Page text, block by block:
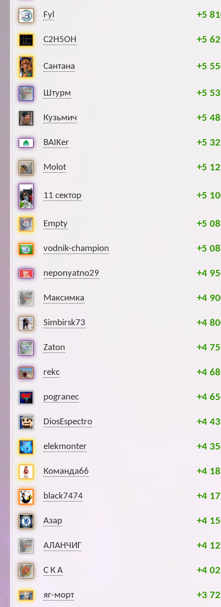
Fyl +5
C2H5OH +5
Сантана +5
Штурм +5
Кузьмич +5
BAIKer +5
Molot +5
11 сектор +5
Empty +5
vodnik-champion +5
neponyatno29 +4
Максимка +4
Simbirsk73 +4
Zaton +4
rekc +4
pogranec +4
DiosEspectro +4
elekmonter +4
Команда66 +4
black7474 +4
Азар +4
АЛАНЧИГ +4
С К А +4
яг-морт +3